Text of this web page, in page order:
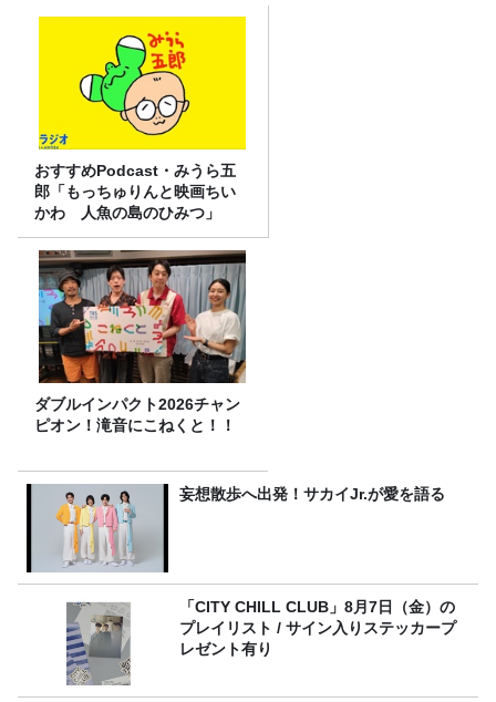
おすすめPodcast・みうら五
郎「もっちゅりんと映画ちい
かわ 人魚の島のひみつ」
ダブルインパクト2026チャン
ピオン！滝音にこねくと！！
妄想散歩へ出発！サカイJr.が愛を語る
「CITY CHILL CLUB」8月7日（金）の
プレイリスト / サイン入りステッカープ
レゼント有り